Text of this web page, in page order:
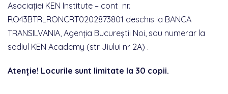
Asociației KEN Institute – cont nr.
RO43BTRLRONCRT0202873801 deschis la BANCA
TRANSILVANIA, Agenţia Bucureştii Noi, sau numerar la
sediul KEN Academy (str Jiului nr 2A) .
Atenție! Locurile sunt limitate la 30 copii.